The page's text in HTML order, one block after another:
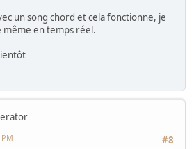
un song chord et cela fonctionne, je
même en temps réel.
#8